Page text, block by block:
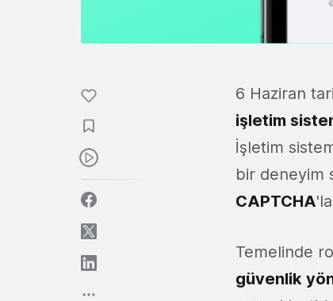
6 Haziran
işletim
İşletim
bir deneyim
CAPTCHA
Temelinde
güvenlik